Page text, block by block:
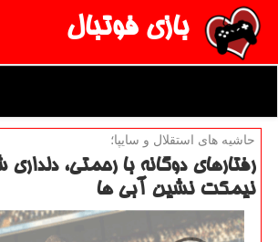
بازی فوتبال
حاشیه های استقلال و سایپا؛
رفتارهای دوگانه با رحمتی، دلداری
نیمكت نشین آبی ها